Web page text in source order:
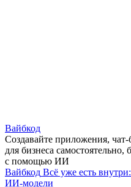
Вайбкод
Создавайте приложения,
для бизнеса
с помощью ИИ
Вайбкод Всё уже есть
ИИ-модели